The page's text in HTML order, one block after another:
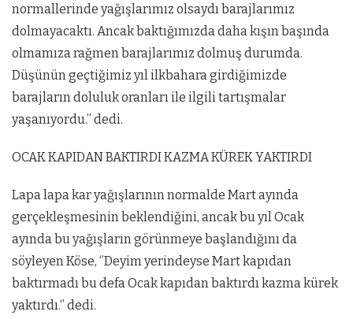
normallerinde yağışlarımız olsaydı barajlarımız
dolmayacaktı. Ancak baktığımızda daha kışın başında
olmamıza rağmen barajlarımız dolmuş durumda.
Düşünün geçtiğimiz yıl ilkbahara girdiğimizde
barajların doluluk oranları ile ilgili tartışmalar
yaşanıyordu.’’ dedi.
OCAK KAPIDAN BAKTIRDI KAZMA KÜREK YAKTIRDI
Lapa lapa kar yağışlarının normalde Mart ayında
gerçekleşmesinin beklendiğini, ancak bu yıl Ocak
ayında bu yağışların görünmeye başlandığını da
söyleyen Köse, ‘’Deyim yerindeyse Mart kapıdan
baktırmadı bu defa Ocak kapıdan baktırdı kazma kürek
yaktırdı.‘’ dedi.